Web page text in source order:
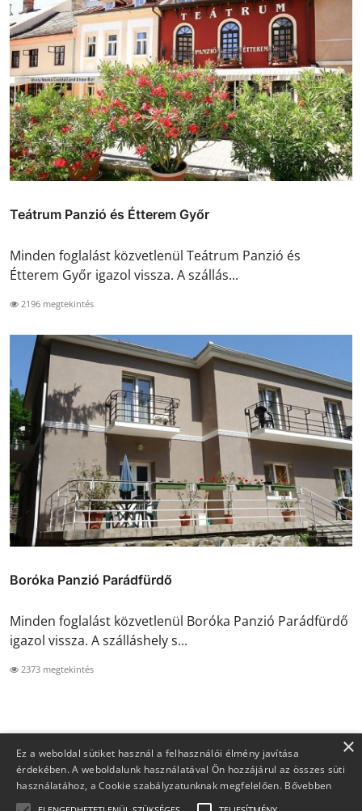
Teátrum Panzió és Étterem Győr
Minden foglalást közvetlenül Teátrum Panzió és
Étterem Győr igazol vissza. A szállás...
2196 megtekintés
Boróka Panzió Parádfürdő
Minden foglalást közvetlenül Boróka Panzió Parádfürdő
igazol vissza. A szálláshely s...
2373 megtekintés
×
Ez a weboldal sütiket használ a felhasználói élmény javítása
érdekében. A weboldalunk használatával Ön hozzájárul az összes süti
használatához, a Cookie szabályzatunknak megfelelően. Bővebben